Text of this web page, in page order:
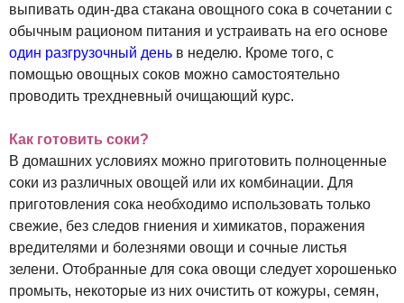
выпивать один-два стакана овощного сока в сочетании с
обычным рационом питания и устраивать на его основе
один разгрузочный день в неделю. Кроме того, с
помощью овощных соков можно самостоятельно
проводить трехдневный очищающий курс.
Как готовить соки?
В домашних условиях можно приготовить полноценные
соки из различных овощей или их комбинации. Для
приготовления сока необходимо использовать только
свежие, без следов гниения и химикатов, поражения
вредителями и болезнями овощи и сочные листья
зелени. Отобранные для сока овощи следует хорошенько
промыть, некоторые из них очистить от кожуры, семян,